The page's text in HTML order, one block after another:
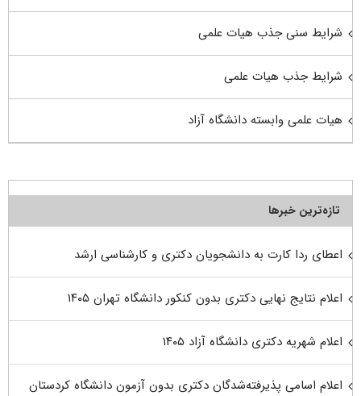
شرایط سنی جذب هیات علمی
شرایط جذب هیات علمی
هیات علمی وابسته دانشگاه آزاد
تازه‌ترین خبرها
اعطای ردا کارت به دانشجویان دکتری و کارشناسی ارشد
اعلام نتایج نهایی دکتری بدون کنکور دانشگاه تهران ۱۴۰۵
اعلام شهریه دکتری دانشگاه آزاد ۱۴۰۵
اعلام اسامی پذیرفته‌شدگان دکتری بدون آزمون دانشگاه کردستان